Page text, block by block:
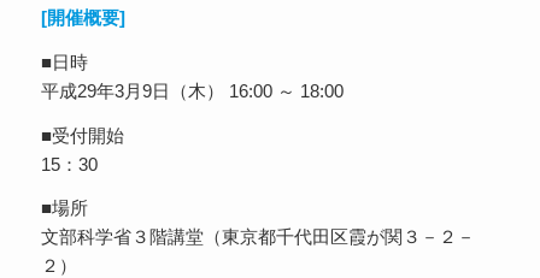
[開催概要]
■日時
平成29年3月9日（木） 16:00 ～ 18:00
■受付開始
15：30
■場所
文部科学省３階講堂（東京都千代田区霞が関３－２－
２）